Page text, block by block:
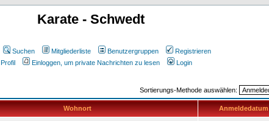
Karate - Schwedt
Suchen Mitgliederliste Benutzergruppen
Registrieren
Profil
Einloggen, um private Nachrichten zu lesen Login
Sortierungs-Methode auswählen:
Wohnort Anmeldedatum